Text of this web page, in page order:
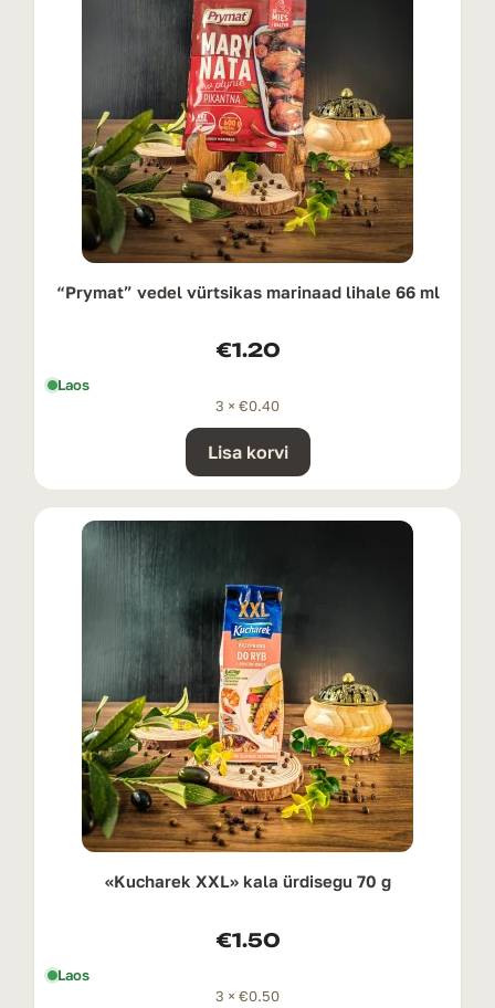
“Prymat” vedel vürtsikas marinaad lihale 66 ml
€1.20
Laos
3 × €0.40
Lisa korvi
«Kucharek XXL» kala ürdisegu 70 g
€1.50
Laos
3 × €0.50